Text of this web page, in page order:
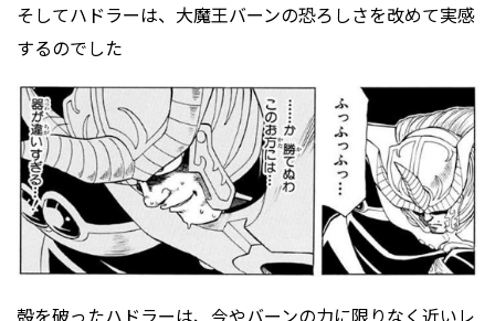
そしてハドラーは、大魔王バーンの恐ろしさを改めて実感
するのでした
殻を破ったハドラーは、今やバーンの力に限りなく近いレ